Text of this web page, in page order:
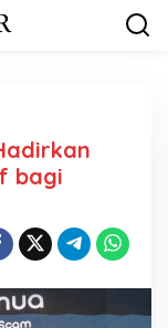
bagi